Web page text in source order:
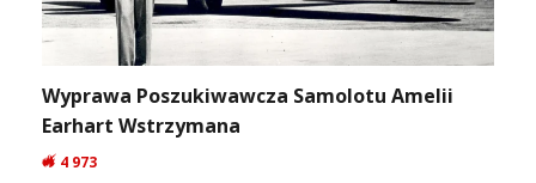
Wyprawa Poszukiwawcza Samolotu Amelii
Earhart Wstrzymana
4 973